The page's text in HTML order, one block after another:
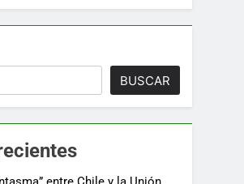
BUSCAR